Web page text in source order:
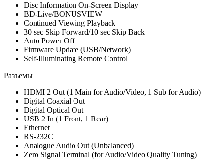
Disc Information On-Screen Display
BD-Live/BONUSVIEW
Continued Viewing Playback
30 sec Skip Forward/10 sec Skip Back
Auto Power Off
Firmware Update (USB/Network)
Self-Illuminating Remote Control
Разъемы
HDMI 2 Out (1 Main for Audio/Video, 1 Sub for Audio)
Digital Coaxial Out
Digital Optical Out
USB 2 In (1 Front, 1 Rear)
Ethernet
RS-232C
Analogue Audio Out (Unbalanced)
Zero Signal Terminal (for Audio/Video Quality Tuning)